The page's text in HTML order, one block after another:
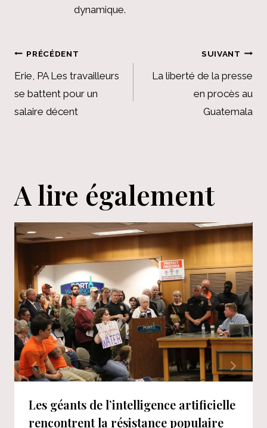
dynamique.
Navigation
de
l’article
PRÉCÉDENT
Erie, PA Les travailleurs
se battent pour un
salaire décent
SUIVANT
La liberté de la presse
en procès au
Guatemala
A lire également
Les géants de l’intelligence artificielle
rencontrent la résistance populaire